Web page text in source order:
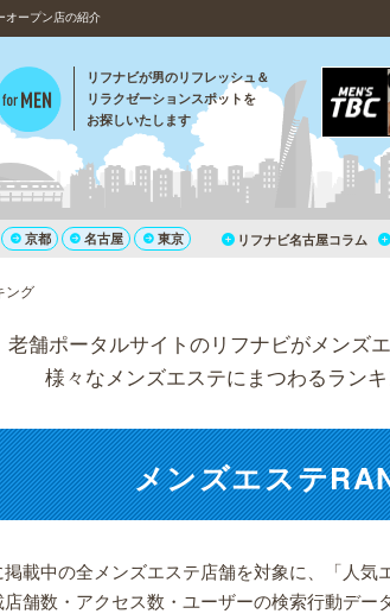
オープン店の紹介
リフナビが男のリフレッシュ＆
リラクゼーションスポットを
お探しいたします
京都 名古屋 東京 リフナビ名古屋コラム
ング
老舗ポータルサイトのリフナビがメンズ
様々なメンズエステにまつわるランキ
メンズエステ
載中の全メンズエステ店舗を対象に、「人
舗数・アクセス数・ユーザーの検索行動デ